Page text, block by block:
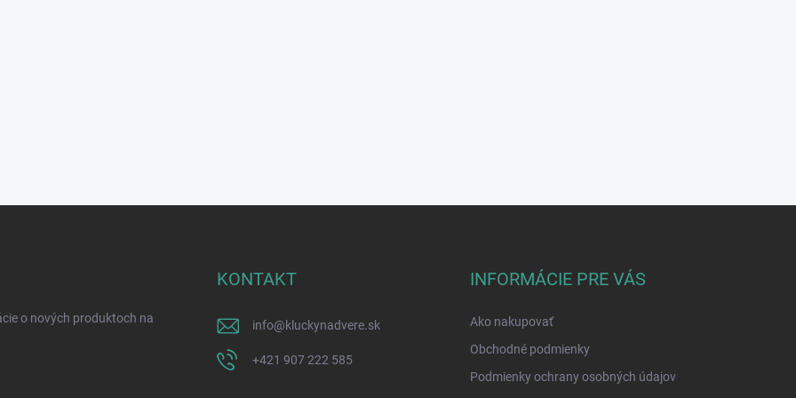
o nových produktoch na
KONTAKT
info@kluckynadvere.sk
+421 907 222 585
INFORMÁCIE PRE VÁS
Ako nakupovať
Obchodné podmienky
Podmienky ochrany osobných údajov